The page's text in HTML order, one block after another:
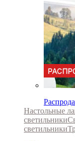
Настольные
светильники
светильники